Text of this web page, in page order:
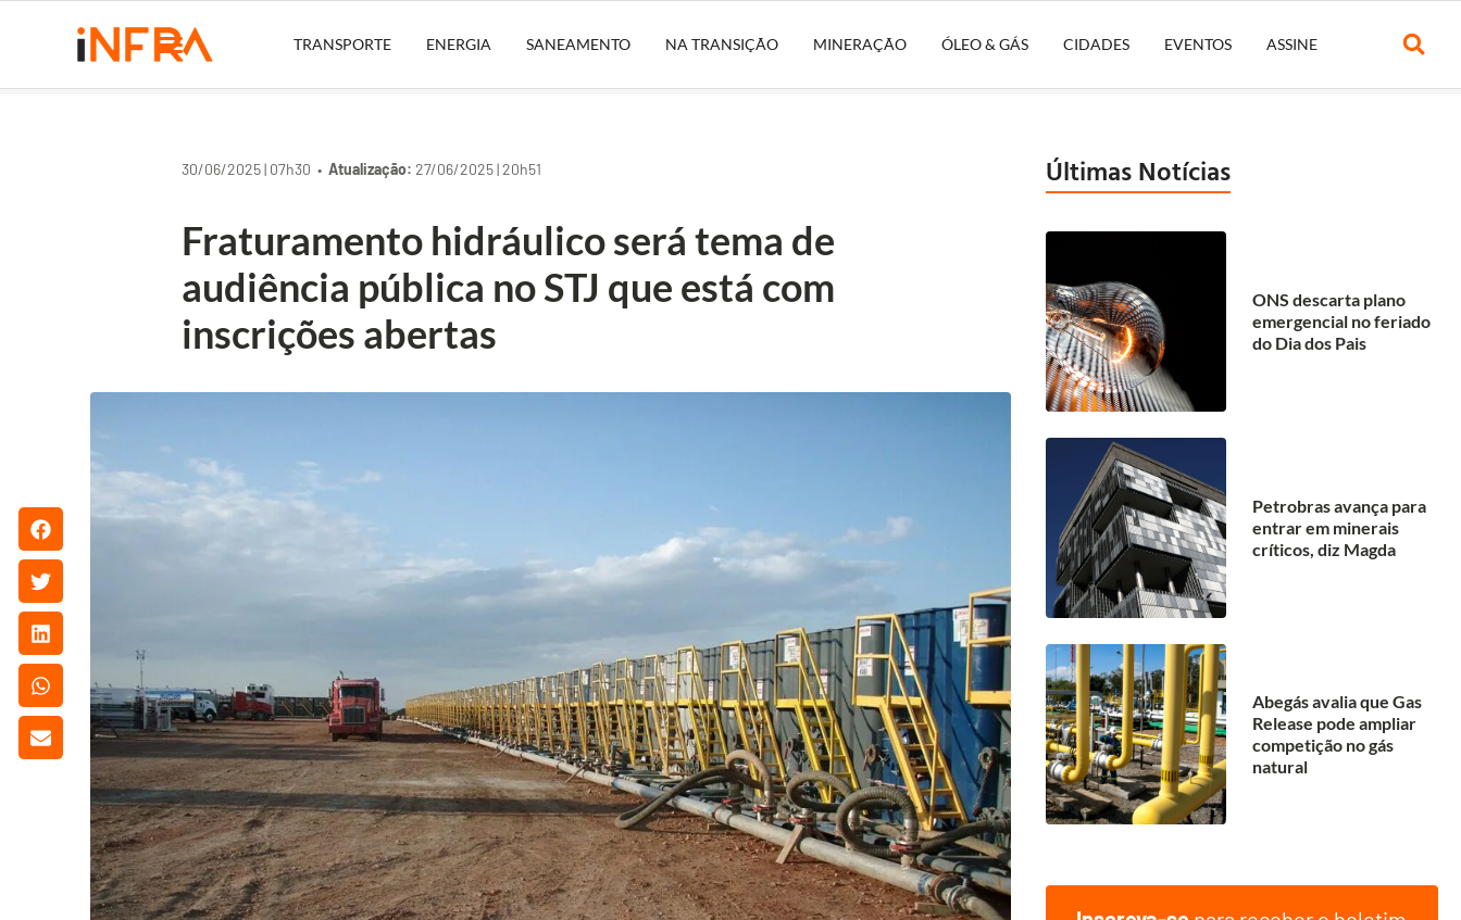
TRANSPORTE ENERGIA SANEAMENTO NA TRANSIÇÃO MINERAÇÃO ÓLEO & GÁS CIDADES EVENTOS ASSINE
30/06/2025 | 07h30 •Atualização: 27/06/2025 | 20h51
Fraturamento hidráulico será tema de
audiência pública no STJ que está com
inscrições abertas
Últimas Notícias
ONS descarta plano
emergencial no feriado
do Dia dos Pais
Petrobras avança para
entrar em minerais
críticos, diz Magda
Abegás avalia que Gas
Release pode ampliar
competição no gás
natural